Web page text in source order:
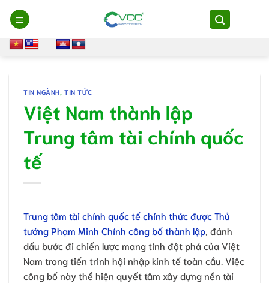
Chuyển
đến
nội
dung
TIN NGÀNH,TIN TỨC
Việt Nam thành lập
Trung tâm tài chính quốc
tế
Trung tâm tài chính quốc tế chính thức được Thủ
tướng Phạm Minh Chính công bố thành lập , đánh
dấu bước đi chiến lược mang tính đột phá của Việt
Nam trong tiến trình hội nhập kinh tế toàn cầu. Việc
công bố này thể hiện quyết tâm xây dựng nền tài